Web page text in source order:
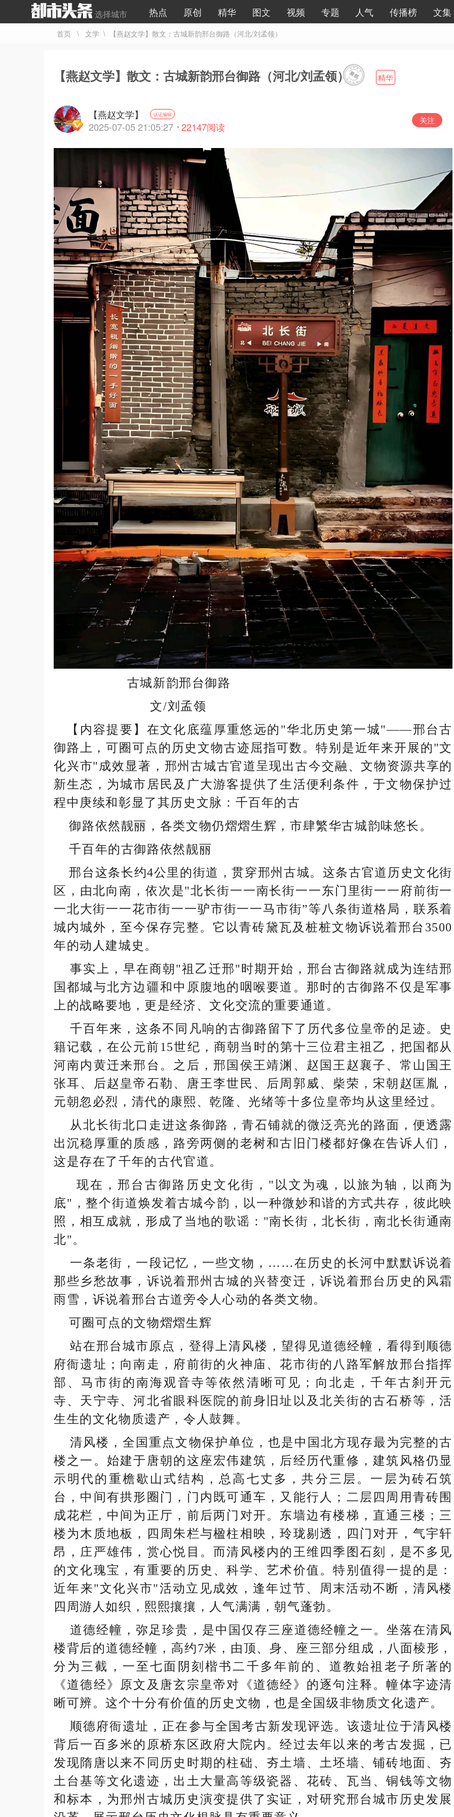
选择城市 热点 原创 精华 图文 视频 专题 人气 传播榜 文集
首页 \ 文学 \ 【燕赵文学】散文：古城新韵邢台御路（河北/刘孟领）
【燕赵文学】散文：古城新韵邢台御路（河北/刘孟领） 精华
【燕赵文学】 认证编辑
2025-07-05 21:05:27 22147阅读
关注
古城新韵邢台御路
文/刘孟领
【内容提要】在文化底蕴厚重悠远的"华北历史第一城"——邢台古
御路上，可圈可点的历史文物古迹屈指可数。特别是近年来开展的"文
化兴市"成效显著，邢州古城古官道呈现出古今交融、文物资源共享的
新生态，为城市居民及广大游客提供了生活便利条件，于文物保护过
程中庚续和彰显了其历史文脉：千百年的古
御路依然靓丽，各类文物仍熠熠生辉，市肆繁华古城韵味悠长。
千百年的古御路依然靓丽
邢台这条长约4公里的街道，贯穿邢州古城。这条古官道历史文化街
区，由北向南，依次是"北长街一一南长街一一东门里街一一府前街一
一北大街一一花市街一一驴市街一一马市街”等八条街道格局，联系着
城内城外，至今保存完整。它以青砖黛瓦及桩桩文物诉说着邢台3500
年的动人建城史。
事实上，早在商朝"祖乙迁邢"时期开始，邢台古御路就成为连结邢
国都城与北方边疆和中原腹地的咽喉要道。那时的古御路不仅是军事
上的战略要地，更是经济、文化交流的重要通道。
千百年来，这条不同凡响的古御路留下了历代多位皇帝的足迹。史
籍记载，在公元前15世纪，商朝当时的第十三位君主祖乙，把国都从
河南内黄迁来邢台。之后，邢国侯王靖渊、赵国王赵襄子、常山国王
张耳、后赵皇帝石勒、唐王李世民、后周郭威、柴荣，宋朝赵匡胤，
元朝忽必烈，清代的康熙、乾隆、光绪等十多位皇帝均从这里经过。
从北长街北口走进这条御路，青石铺就的微泛亮光的路面，便透露
出沉稳厚重的质感，路旁两侧的老树和古旧门楼都好像在告诉人们，
这是存在了千年的古代官道。
现在，邢台古御路历史文化街，"以文为魂，以旅为轴，以商为
底"，整个街道焕发着古城今韵，以一种微妙和谐的方式共存，彼此映
照，相互成就，形成了当地的歌谣："南长街，北长街，南北长街通南
北"。
一条老街，一段记忆，一些文物，……在历史的长河中默默诉说着
那些乡愁故事，诉说着邢州古城的兴替变迁，诉说着邢台历史的风霜
雨雪，诉说着邢台古道旁令人心动的各类文物。
可圈可点的文物熠熠生辉
站在邢台城市原点，登得上清风楼，望得见道德经幢，看得到顺德
府衙遗址；向南走，府前街的火神庙、花市街的八路军解放邢台指挥
部、马市街的南海观音寺等依然清晰可见；向北走，千年古刹开元
寺、天宁寺、河北省眼科医院的前身旧址以及北关街的古石桥等，活
生生的文化物质遗产，令人鼓舞。
清风楼，全国重点文物保护单位，也是中国北方现存最为完整的古
楼之一。始建于唐朝的这座宏伟建筑，后经历代重修，建筑风格仍显
示明代的重檐歇山式结构，总高七丈多，共分三层。一层为砖石筑
台，中间有拱形圈门，门内既可通车，又能行人；二层四周用青砖围
成花栏，中间为正厅，前后两门对开。东墙边有楼梯，直通三楼；三
楼为木质地板，四周朱栏与楹柱相映，玲珑剔透，四门对开，气宇轩
昂，庄严雄伟，赏心悦目。而清风楼内的王维四季图石刻，是不多见
的文化瑰宝，有重要的历史、科学、艺术价值。特别值得一提的是：
近年来"文化兴市"活动立见成效，逢年过节、周末活动不断，清风楼
四周游人如织，熙熙攘攘，人气满满，朝气蓬勃。
道德经幢，弥足珍贵，是中国仅存三座道德经幢之一。坐落在清风
楼背后的道德经幢，高约7米，由顶、身、座三部分组成，八面棱形，
分为三截，一至七面阴刻楷书二千多年前的、道教始祖老子所著的
《道德经》原文及唐玄宗皇帝对《道德经》的逐句注释。幢体字迹清
晰可辨。这个十分有价值的历史文物，也是全国级非物质文化遗产。
顺德府衙遗址，正在参与全国考古新发现评选。该遗址位于清风楼
背后一百多米的原桥东区政府大院内。经过去年以来的考古发掘，已
发现隋唐以来不同历史时期的柱础、夯土墙、土坯墙、铺砖地面、夯
土台基等文化遗迹，出土大量高等级瓷器、花砖、瓦当、铜钱等文物
和标本，为邢州古城历史演变提供了实证，对研究邢台城市历史发展